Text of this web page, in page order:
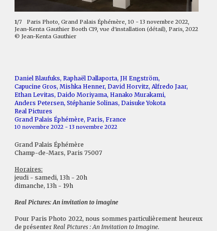
1/7
Paris Photo, Grand Palais Éphémère, 10 - 13 novembre 2022,
Jean-Kenta Gauthier Booth C19, vue d'installation (détail), Paris, 2022
© Jean-Kenta Gauthier
Daniel Blaufuks, Raphaël Dallaporta, JH Engström,
Capucine Gros, Mishka Henner, David Horvitz, Alfredo Jaar,
Ethan Levitas, Daido Moriyama, Hanako Murakami,
Anders Petersen, Stéphanie Solinas, Daisuke Yokota
Real Pictures
Grand Palais Éphémère, Paris, France
10 novembre 2022 - 13 novembre 2022
Grand Palais Éphémère
Champ-de-Mars, Paris 75007
Horaires:
jeudi - samedi, 13h - 20h
dimanche, 13h - 19h
Real Pictures: An invitation to imagine
Pour Paris Photo 2022, nous sommes particulièrement heureux
de présenter Real Pictures : An Invitation to Imagine.